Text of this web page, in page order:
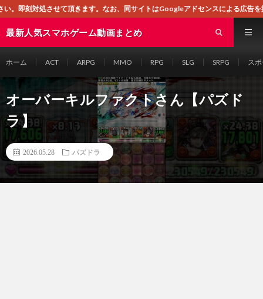
きます。なお、同サイトはGoogleアドセンスによる広告を掲載しております。
最新人気スマホゲーム動画まとめ
ホーム ACT ARPG MMO RPG SLG SRPG ス
オーバーキルファクトさん【パズド
ラ】
2026.05.28 パズドラ